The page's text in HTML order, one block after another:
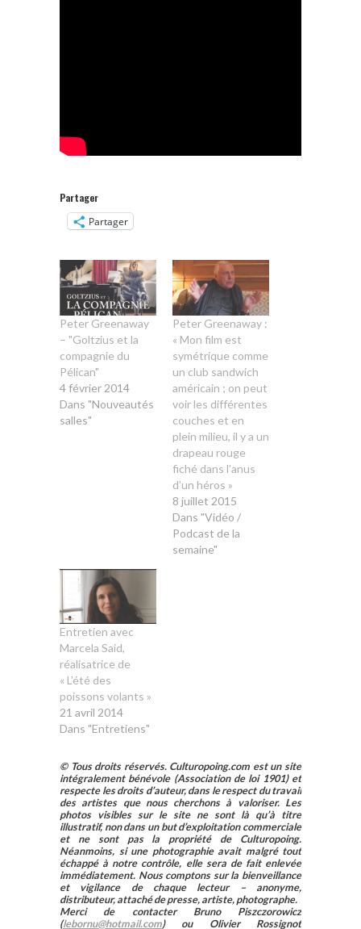
Partager
Partager
Peter Greenaway
– "Goltzius et la
compagnie du
Pélican"
4 février 2014
Dans "Nouveautés
salles"
Peter Greenaway :
« Mon film est
symétrique comme
un club sandwich
américain ; on peut
voir les différentes
couches et en
plein milieu, il y a un
drapeau rouge
fiché dans l’anus
d’un héros »
8 juillet 2015
Dans "Vidéo /
Podcast de la
semaine"
Entretien avec
Marcela Said,
réalisatrice de
« L’été des
poissons volants »
21 avril 2014
Dans "Entretiens"
© Tous droits réservés. Culturopoing.com est un site
intégralement bénévole (Association de loi 1901) et
respecte les droits d’auteur, dans le respect du travail
des artistes que nous cherchons à valoriser. Les
photos visibles sur le site ne sont là qu’à titre
illustratif, non dans un but d’exploitation commerciale
et ne sont pas la propriété de Culturopoing.
Néanmoins, si une photographie avait malgré tout
échappé à notre contrôle, elle sera de fait enlevée
immédiatement. Nous comptons sur la bienveillance
et vigilance de chaque lecteur – anonyme,
distributeur, attaché de presse, artiste, photographe.
Merci de contacter Bruno Piszczorowicz
(lebornu@hotmail.com) ou Olivier Rossignot